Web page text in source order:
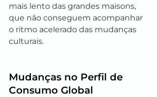
mais lento das grandes maisons,
que não conseguem acompanhar
o ritmo acelerado das mudanças
culturais.
Mudanças no Perfil de
Consumo Global